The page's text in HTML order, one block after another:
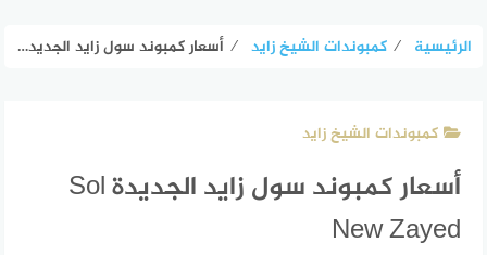
الرئيسية ⁄ كمبوندات الشيخ زايد ⁄ أسعار كمبوند سول زايد الجديدة Sol New Zayed
كمبوندات الشيخ زايد
أسعار كمبوند سول زايد الجديدة Sol
New Zayed